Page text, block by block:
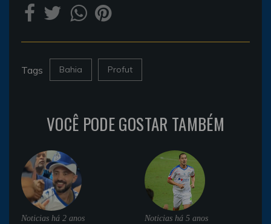
Tags Bahia Profut
VOCÊ PODE GOSTAR TAMBÉM
Noticias há 2 anos Noticias há 5 anos